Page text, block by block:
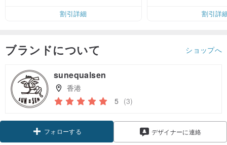
割引詳細
割引詳
ブランドについて ショップへ
sunequalsen
香港
5 (3)
フォローする デザイナーに連絡